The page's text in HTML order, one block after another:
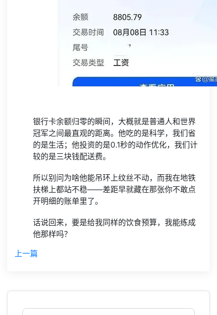
银行卡余额归零的瞬间，大概就是普通人和世界
冠军之间最直观的距离。他吃的是科学，我们省
的是生活；他投资的是0.1秒的动作优化，我们计
较的是三块钱配送费。
所以别问为啥他能吊环上纹丝不动，而我在地铁
扶梯上都站不稳——差距早就藏在那张你不敢点
开明细的账单里了。
话说回来，要是给我同样的饮食预算，我能练成
他那样吗？
上一篇